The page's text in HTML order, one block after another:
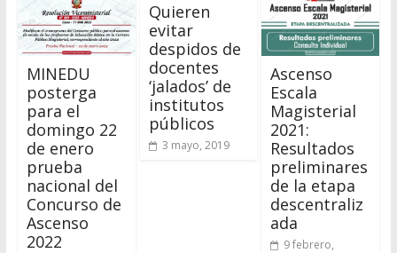
MINEDU
posterga
para el
domingo 22
de enero
prueba
nacional del
Concurso de
Ascenso
2022
Quieren
evitar
despidos de
docentes
‘jalados’ de
institutos
públicos
3 mayo, 2019
Ascenso
Escala
Magisterial
2021:
Resultados
preliminares
de la etapa
descentraliz
ada
9 febrero,